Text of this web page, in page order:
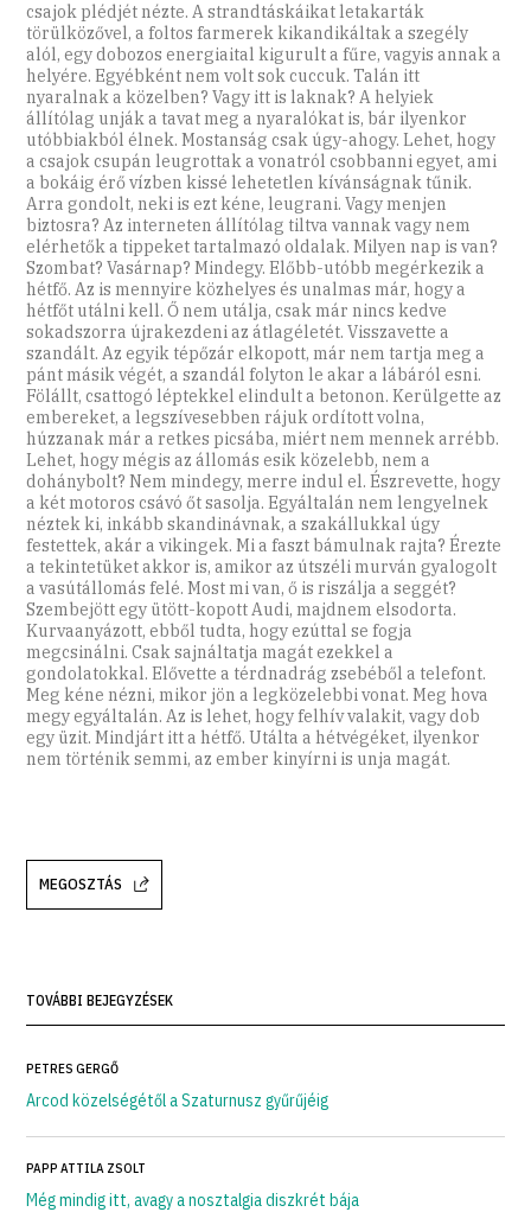
csajok plédjét nézte. A strandtáskáikat letakarták
törülközővel, a foltos farmerek kikandikáltak a szegély
alól, egy dobozos energiaital kigurult a fűre, vagyis annak a
helyére. Egyébként nem volt sok cuccuk. Talán itt
nyaralnak a közelben? Vagy itt is laknak? A helyiek
állítólag unják a tavat meg a nyaralókat is, bár ilyenkor
utóbbiakból élnek. Mostanság csak úgy-ahogy. Lehet, hogy
a csajok csupán leugrottak a vonatról csobbanni egyet, ami
a bokáig érő vízben kissé lehetetlen kívánságnak tűnik.
Arra gondolt, neki is ezt kéne, leugrani. Vagy menjen
biztosra? Az interneten állítólag tiltva vannak vagy nem
elérhetők a tippeket tartalmazó oldalak. Milyen nap is van?
Szombat? Vasárnap? Mindegy. Előbb-utóbb megérkezik a
hétfő. Az is mennyire közhelyes és unalmas már, hogy a
hétfőt utálni kell. Ő nem utálja, csak már nincs kedve
sokadszorra újrakezdeni az átlagéletét. Visszavette a
szandált. Az egyik tépőzár elkopott, már nem tartja meg a
pánt másik végét, a szandál folyton le akar a lábáról esni.
Fölállt, csattogó léptekkel elindult a betonon. Kerülgette az
embereket, a legszívesebben rájuk ordított volna,
húzzanak már a retkes picsába, miért nem mennek arrébb.
Lehet, hogy mégis az állomás esik közelebb, nem a
dohánybolt? Nem mindegy, merre indul el. Észrevette, hogy
a két motoros csávó őt sasolja. Egyáltalán nem lengyelnek
néztek ki, inkább skandinávnak, a szakállukkal úgy
festettek, akár a vikingek. Mi a faszt bámulnak rajta? Érezte
a tekintetüket akkor is, amikor az útszéli murván gyalogolt
a vasútállomás felé. Most mi van, ő is riszálja a seggét?
Szembejött egy ütött-kopott Audi, majdnem elsodorta.
Kurvaanyázott, ebből tudta, hogy ezúttal se fogja
megcsinálni. Csak sajnáltatja magát ezekkel a
gondolatokkal. Elővette a térdnadrág zsebéből a telefont.
Meg kéne nézni, mikor jön a legközelebbi vonat. Meg hova
megy egyáltalán. Az is lehet, hogy felhív valakit, vagy dob
egy üzit. Mindjárt itt a hétfő. Utálta a hétvégéket, ilyenkor
nem történik semmi, az ember kinyírni is unja magát.
MEGOSZTÁS
TOVÁBBI BEJEGYZÉSEK
PETRES GERGŐ
Arcod közelségétől a Szaturnusz gyűrűjéig
PAPP ATTILA ZSOLT
Még mindig itt, avagy a nosztalgia diszkrét bája